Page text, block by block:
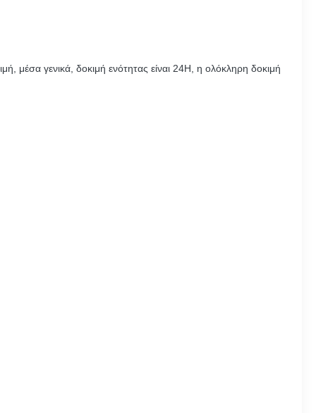
μέσα γενικά, δοκιμή ενότητας είναι 24H, η ολόκληρη δοκιμή